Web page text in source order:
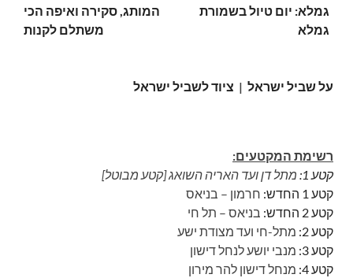
גמלא: יום טיול בשמורת
גמלא
המותג, סקירה ואיפה הכי
משתלם לקנות
על שביל ישראל | ציוד לשביל ישראל
רשימת המקטעים:
קטע 1:
מתל דן ועד האריה השואג [קטע מבוטל]
קטע 1 החדש:
חרמון – בניאס
קטע 2 החדש:
בניאס – תל חי
קטע 2:
מתל-חי ועד מצודת ישע
קטע 3:
מנבי יושע לנחל דישון
קטע 4:
מנחל דישון להר מירון